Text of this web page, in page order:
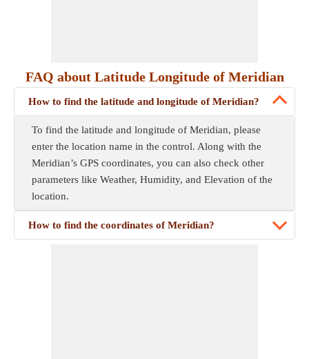
FAQ about Latitude Longitude of Meridian
How to find the latitude and longitude of Meridian?
To find the latitude and longitude of Meridian, please
enter the location name in the control. Along with the
Meridian’s GPS coordinates, you can also check other
parameters like Weather, Humidity, and Elevation of the
location.
How to find the coordinates of Meridian?